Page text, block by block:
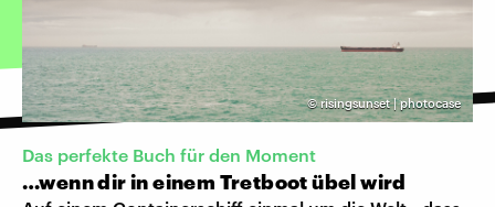
©risingsunset | photocase
Das perfekte Buch für den Moment
…wenn dir in einem Tretboot übel wird